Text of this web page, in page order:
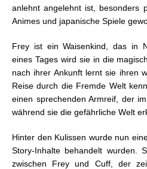
anlehnt angelehnt ist, besonders
Animes und japanische Spiele
Frey ist ein Waisenkind, das in
eines Tages wird sie in die
nach ihrer Ankunft lernt sie ihren
Reise durch die Fremde Welt
einen sprechenden Armreif, der
während sie die gefährliche Welt
Hinter den Kulissen wurde nun
Story-Inhalte behandelt wurden.
zwischen Frey und Cuff, der